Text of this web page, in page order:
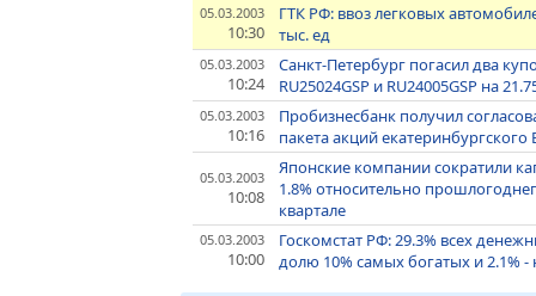
05.03.2003
10:30
ГТК РФ: ввоз легковых
тыс. ед
05.03.2003
10:24
Санкт-Петербург погасил два
RU25024GSP и RU24005GSP на
05.03.2003
10:16
Пробизнесбанк получил
пакета акций екатеринбургского
05.03.2003
10:08
Японские компании сократили
1.8% относительно
квартале
05.03.2003
10:00
Госкомстат РФ: 29.3% всех
долю 10% самых богатых и 2.1%